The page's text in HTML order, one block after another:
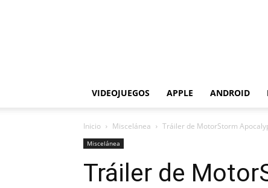
VIDEOJUEGOS APPLE ANDROID
Inicio Miscelánea Tráiler de MotorStorm
Miscelánea
Tráiler de